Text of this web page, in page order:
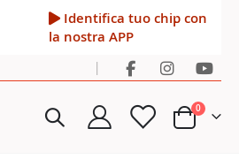
Identifica tuo chip con
la nostra APP
|
Cart
0elementi